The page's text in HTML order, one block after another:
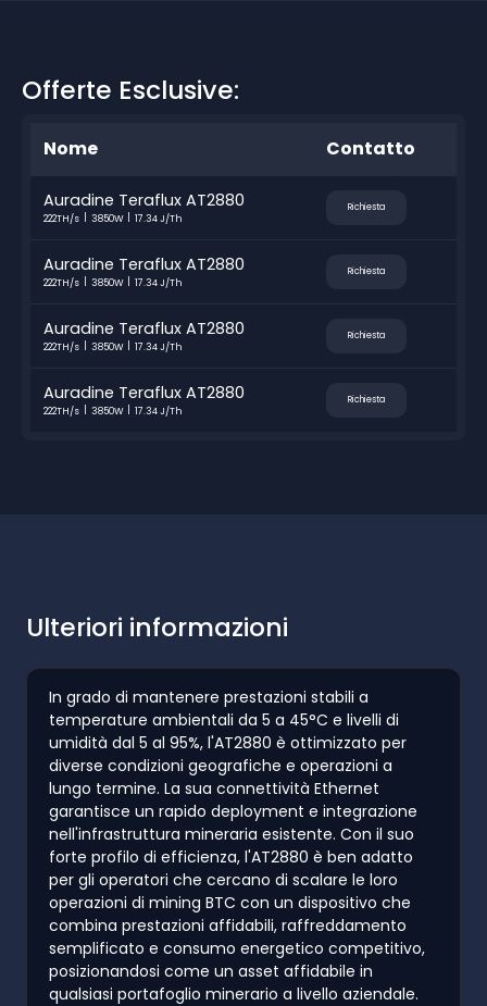
Offerte Esclusive:
Nome Contatto
Auradine Teraflux AT2880
222TH/s 3850W 17.34 J/Th
Richiesta
Auradine Teraflux AT2880
222TH/s 3850W 17.34 J/Th
Richiesta
Auradine Teraflux AT2880
222TH/s 3850W 17.34 J/Th
Richiesta
Auradine Teraflux AT2880
222TH/s 3850W 17.34 J/Th
Richiesta
Ulteriori informazioni
In grado di mantenere prestazioni stabili a
temperature ambientali da 5 a 45°C e livelli di
umidità dal 5 al 95%, l'AT2880 è ottimizzato per
diverse condizioni geografiche e operazioni a
lungo termine. La sua connettività Ethernet
garantisce un rapido deployment e integrazione
nell'infrastruttura mineraria esistente. Con il suo
forte profilo di efficienza, l'AT2880 è ben adatto
per gli operatori che cercano di scalare le loro
operazioni di mining BTC con un dispositivo che
combina prestazioni affidabili, raffreddamento
semplificato e consumo energetico competitivo,
posizionandosi come un asset affidabile in
qualsiasi portafoglio minerario a livello aziendale.